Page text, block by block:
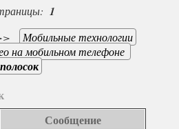
1
Мобильные технологии
на мобильном телефоне
Сообщение